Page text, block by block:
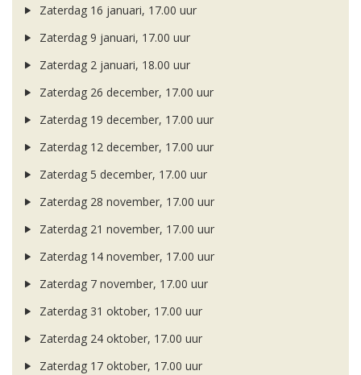
Zaterdag 16 januari, 17.00 uur
Zaterdag 9 januari, 17.00 uur
Zaterdag 2 januari, 18.00 uur
Zaterdag 26 december, 17.00 uur
Zaterdag 19 december, 17.00 uur
Zaterdag 12 december, 17.00 uur
Zaterdag 5 december, 17.00 uur
Zaterdag 28 november, 17.00 uur
Zaterdag 21 november, 17.00 uur
Zaterdag 14 november, 17.00 uur
Zaterdag 7 november, 17.00 uur
Zaterdag 31 oktober, 17.00 uur
Zaterdag 24 oktober, 17.00 uur
Zaterdag 17 oktober, 17.00 uur